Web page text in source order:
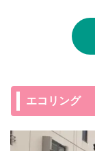
エコリング